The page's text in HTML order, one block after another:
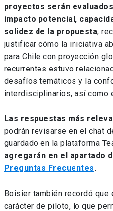
proyectos serán
impacto potencial,
solidez de la propuesta,
justificar cómo la iniciativa
para Chile con proyección
recurrentes estuvo
desafíos temáticos y la
interdisciplinarios, así como
Las respuestas más
podrán revisarse en el chat
guardado en la plataforma
agregarán en el apartado
Preguntas Frecuentes.
Boisier también recordó que
carácter de piloto, lo que